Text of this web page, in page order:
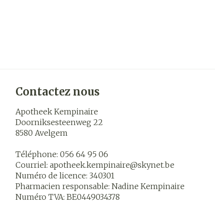
Contactez nous
Apotheek Kempinaire
Doorniksesteenweg 22
8580 Avelgem
Téléphone: 056 64 95 06
Courriel: apotheek.kempinaire@skynet.be
Numéro de licence: 340301
Pharmacien responsable: Nadine Kempinaire
Numéro TVA: BE0449034378